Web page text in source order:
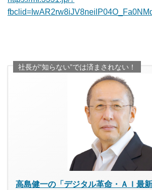
社長が“知らない”では済まされない！
高島健一の「デジタル革命・ＡＩ最